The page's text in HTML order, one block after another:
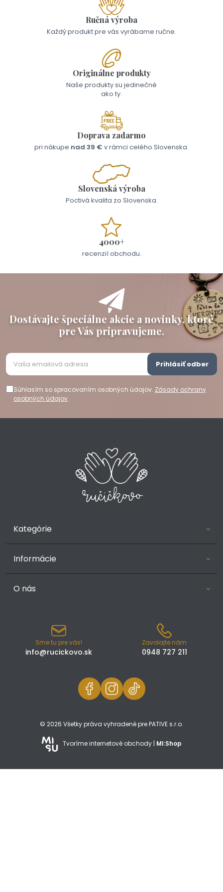
Ručná výroba
Každý produkt pre vás vyrábame ručne.
Originálne produkty
Naše produkty su jedinečné
ako ty.
Doprava zadarmo
pri nákupe nad 39 € v rámci celého Slovenska.
Slovenská výroba
Poctivá kvalita zo Slovenska.
4000+
recenzií obchodu.
Dostávajte špeciálne akcie a novinky, ktoré
pre Vás pripravujeme.
Súhlasím so spracovaním osobných údajov. Zásady ochrany
osobných údajov.
Prihlásiť odber
Kategórie
Informácie
O nás
Sme tu pre vás!
info@rucickovo.sk
Zavolajte nám
0948 727 211
© 2026 Všetky práva vyhradené pre PATIVE s.r.o.
Tvoríme internetové obchody | MI:Shop